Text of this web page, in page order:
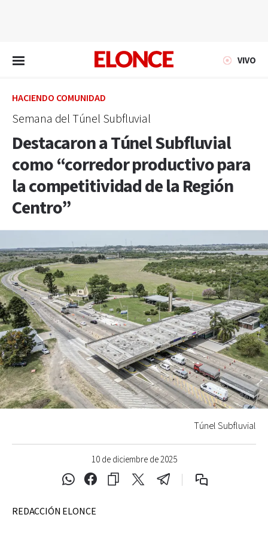
VIVO
HACIENDO COMUNIDAD
Semana del Túnel Subfluvial
Destacaron a Túnel Subfluvial
como “corredor productivo para
la competitividad de la Región
Centro”
10 de diciembre de 2025
Túnel Subfluvial
REDACCIÓN ELONCE